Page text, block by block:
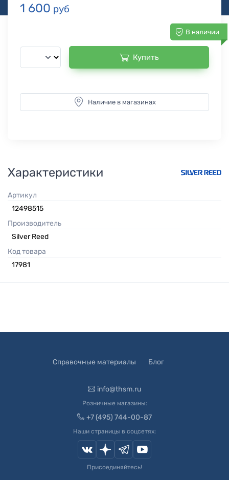
1 600 руб
В наличии
Купить
Наличие в магазинах
Характеристики
Артикул
12498515
Производитель
Silver Reed
Код товара
17981
Справочные материалы Блог
info@thsm.ru
Розничные магазины:
+7 (495) 744-00-87
Наши страницы в соцсетях:
Присоединяйтесь!